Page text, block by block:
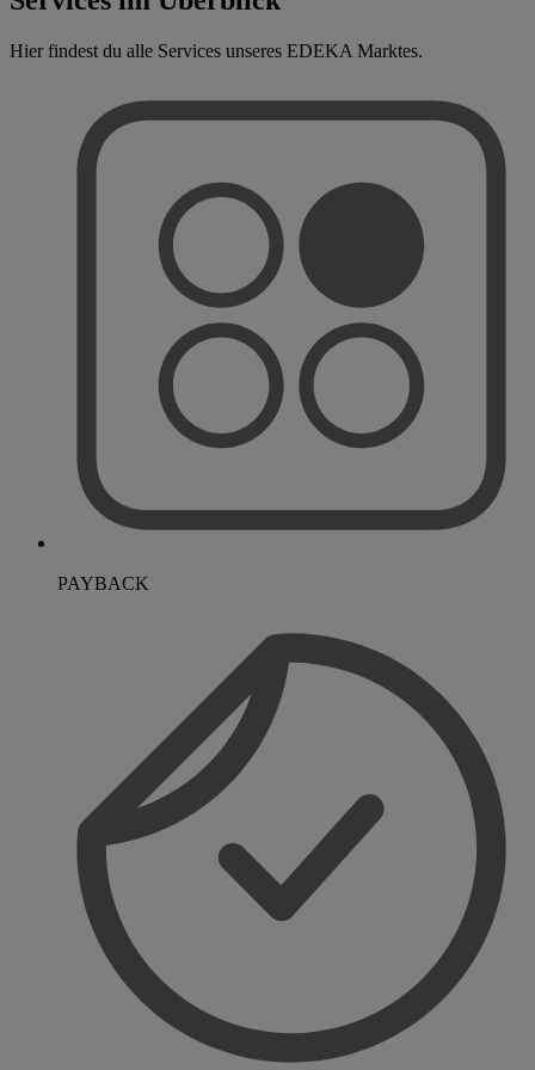
Hier findest du alle Services unseres EDEKA Marktes.
PAYBACK